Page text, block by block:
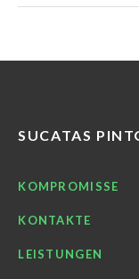
SUCATAS
KOMPROMISSE
KONTAKTE
LEISTUNGEN